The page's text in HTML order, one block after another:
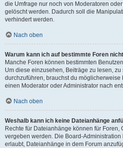
die Umfrage nur noch von Moderatoren
gelöscht werden. Dadurch soll die
verhindert werden.
Nach oben
Warum kann ich auf bestimmte Foren
Manche Foren können bestimmten
Um diese einzusehen, Beiträge zu lesen,
durchzuführen, brauchst du
einen Moderator oder Administrator nach
Nach oben
Weshalb kann ich keine Dateianhänge
Rechte für Dateianhänge können für
vergeben werden. Die Board-
erlaubt, Dateianhänge in dem Forum